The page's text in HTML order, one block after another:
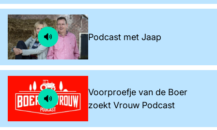
Podcast met Jaap
Voorproefje van de Boer
zoekt Vrouw Podcast